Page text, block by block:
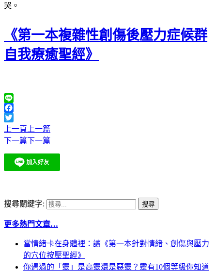
哭。
《第一本複雜性創傷後壓力症候群
自我療癒聖經》
Line
Facebook
Twitter
上一頁 上一篇
下一篇下一篇
搜尋關鍵字:
更多熱門文章…
當情緒卡在身體裡：讀《第一本針對情緒、創傷與壓力
的穴位按壓聖經》
你遇過的「靈」是高靈還是惡靈？靈有10個等級你知道